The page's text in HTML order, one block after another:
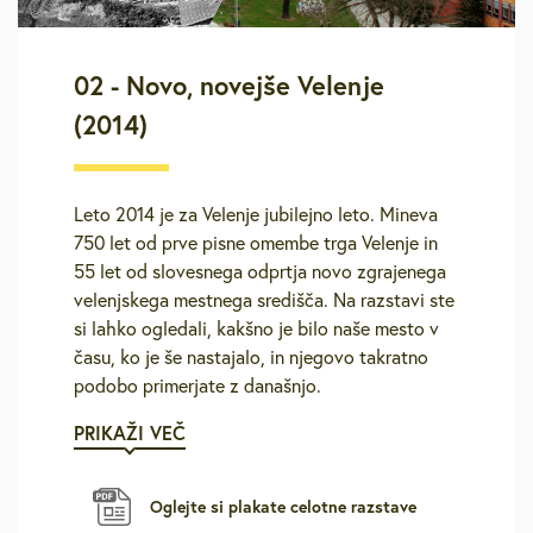
02 - Novo, novejše Velenje
(2014)
Leto 2014 je za Velenje jubilejno leto. Mineva
750 let od prve pisne omembe trga Velenje in
55 let od slovesnega odprtja novo zgrajenega
velenjskega mestnega središča. Na razstavi ste
si lahko ogledali, kakšno je bilo naše mesto v
času, ko je še nastajalo, in njegovo takratno
podobo primerjate z današnjo.
PRIKAŽI VEČ
Oglejte si plakate celotne razstave